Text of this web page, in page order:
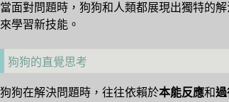
當面對問題時，狗狗和人類都展現出獨特的
來學習新技能。
狗狗的直覺思考
狗狗在解決問題時，往往依賴於本能反應和過